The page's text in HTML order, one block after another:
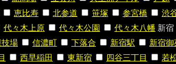
恵比寿 北参道 笹塚 参宮橋 渋
代々木上原 代々木公園 代々木八幡 新宿
技場 信濃町 下落合 新宿駅 新宿御
西早稲田 東新宿 四谷三丁目 若